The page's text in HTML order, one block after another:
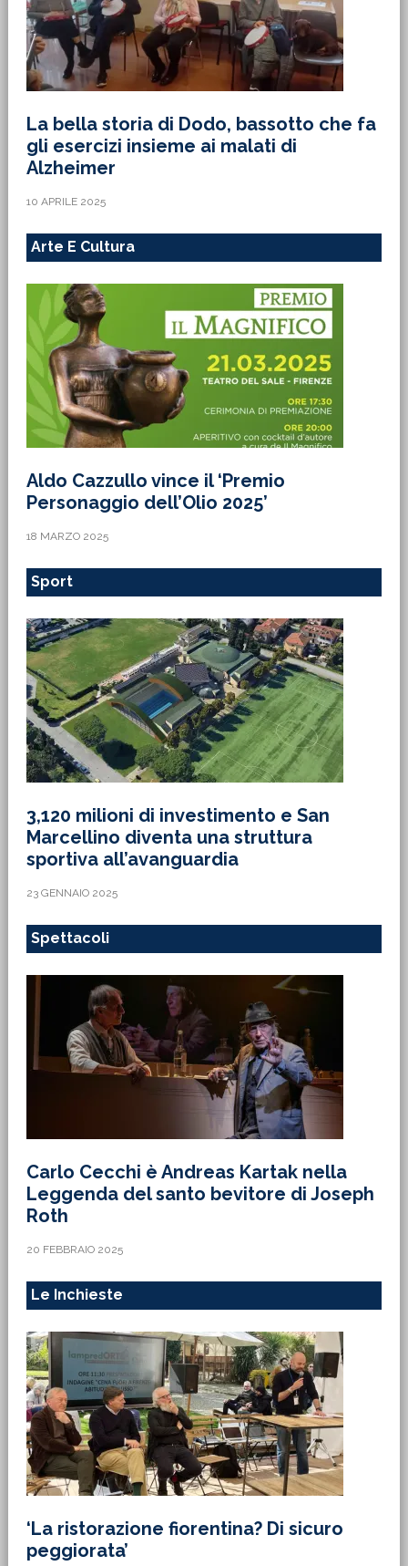
La bella storia di Dodo, bassotto che fa
gli esercizi insieme ai malati di
Alzheimer
10 APRILE 2025
Arte E Cultura
Aldo Cazzullo vince il ‘Premio
Personaggio dell’Olio 2025’
18 MARZO 2025
Sport
3,120 milioni di investimento e San
Marcellino diventa una struttura
sportiva all’avanguardia
23 GENNAIO 2025
Spettacoli
Carlo Cecchi è Andreas Kartak nella
Leggenda del santo bevitore di Joseph
Roth
20 FEBBRAIO 2025
Le Inchieste
‘La ristorazione fiorentina? Di sicuro
peggiorata’